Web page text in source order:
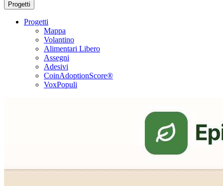
Progetti
Progetti
Mappa
Volantino
Alimentari Libero
Assegni
Adesivi
CoinAdoptionScore®
VoxPopuli